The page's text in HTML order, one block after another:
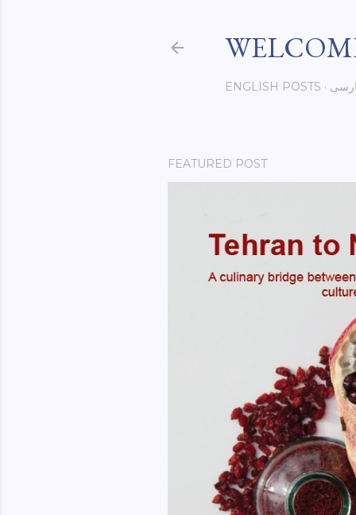
ENGLISH POSTS
FEATURED POST